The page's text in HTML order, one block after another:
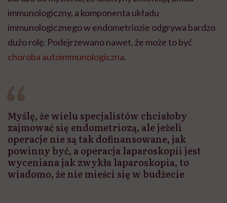
immunologiczny, a komponenta układu
immunologicznego w endometriozie odgrywa bardzo
dużo rolę. Podejrzewano nawet, że może to być
choroba autoimmunologiczna.
Myślę, że wielu specjalistów chciałoby
zajmować się endometriozą, ale jeżeli
operacje nie są tak dofinansowane, jak
powinny być, a operacja laparoskopii jest
wyceniana jak zwykła laparoskopia, to
wiadomo, że nie mieści się w budżecie